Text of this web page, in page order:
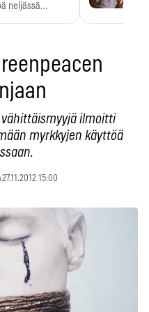
neljässä
ilmoitti
myrkkyjen käyttöä
27.11.2012 15:00